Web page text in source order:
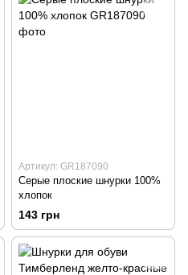
Артикул: GR187090
Серые плоские шнурки 100%
хлопок
143 грн